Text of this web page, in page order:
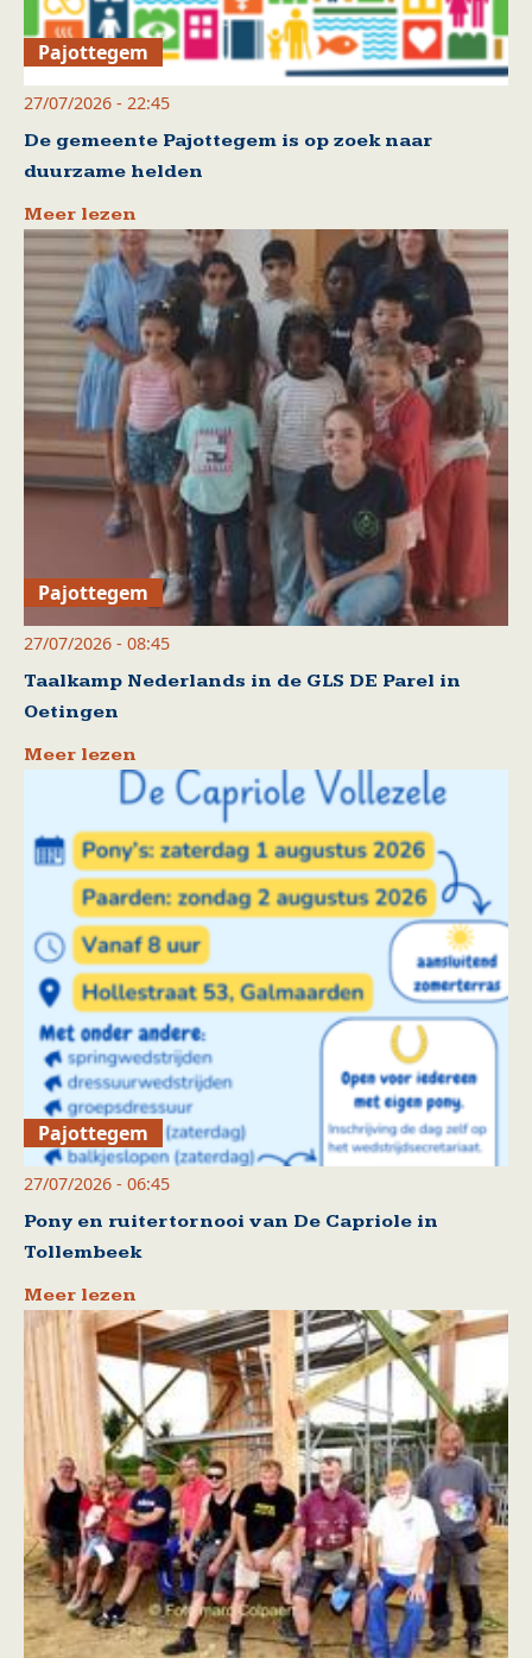
Pajottegem
27/07/2026 - 22:45
De gemeente Pajottegem is op zoek naar
duurzame helden
Meer lezen
Pajottegem
27/07/2026 - 08:45
Taalkamp Nederlands in de GLS DE Parel in
Oetingen
Meer lezen
Pajottegem
27/07/2026 - 06:45
Pony en ruitertornooi van De Capriole in
Tollembeek
Meer lezen